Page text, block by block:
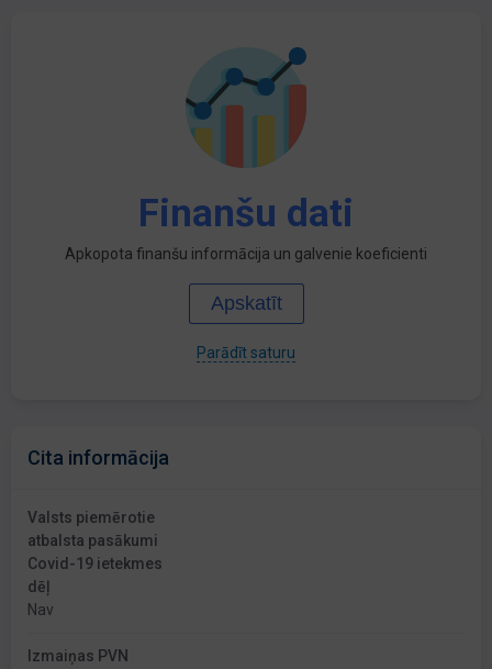
Finanšu dati
Apkopota finanšu informācija un galvenie koeficienti
Apskatīt
Parādīt saturu
Cita informācija
Valsts piemērotie
atbalsta pasākumi
Covid-19 ietekmes
dēļ
Nav
Izmaiņas PVN